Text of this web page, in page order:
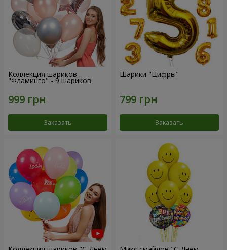
Коллекция шариков
"Фламинго" - 9 шариков
Заказать
Шарики "Цифры"
Заказать